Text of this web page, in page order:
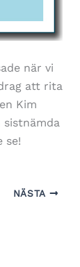
när vi
att rita
Kim
sistnämda
se!
NÄSTA